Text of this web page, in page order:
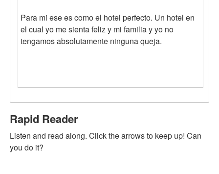
Para mi ese es como el hotel perfecto. Un hotel en
el cual yo me sienta feliz y mi familia y yo no
tengamos absolutamente ninguna queja.
Rapid Reader
Listen and read along. Click the arrows to keep up! Can
you do it?